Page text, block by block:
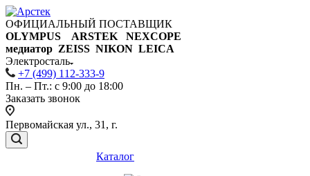
ОФИЦИАЛЬНЫЙ ПОСТАВЩИК
OLYMPUS ARSTEK NEXCOPE
медиатор ZEISS NIKON LEICA
Электросталь
+7 (499) 112-333-9
Пн. – Пт.: с 9:00 до 18:00
Заказать звонок
Первомайская ул., 31, г.
Каталог